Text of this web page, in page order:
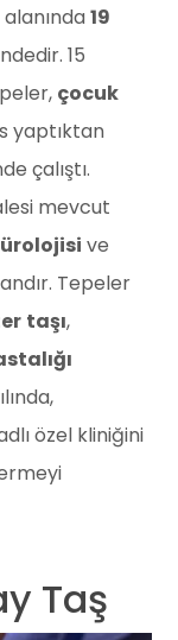
alanında19
15
çocuk
yaptıktan
çalıştı.
mevcut
ürolojisi ve
Tepeler
taşı,
özel kliniğini
Taş